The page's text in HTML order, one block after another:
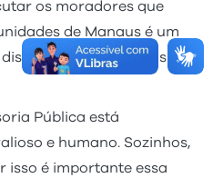
os moradores que
de Manaus é um
ao longo dos
Pública está
e humano. Sozinhos,
isso é importante essa